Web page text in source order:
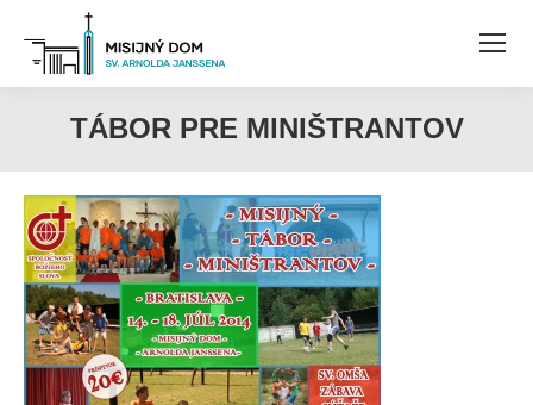
TÁBOR PRE MINIŠTRANTOV